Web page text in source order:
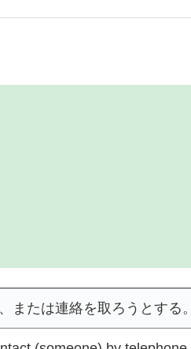
または連絡を取ろうとする。